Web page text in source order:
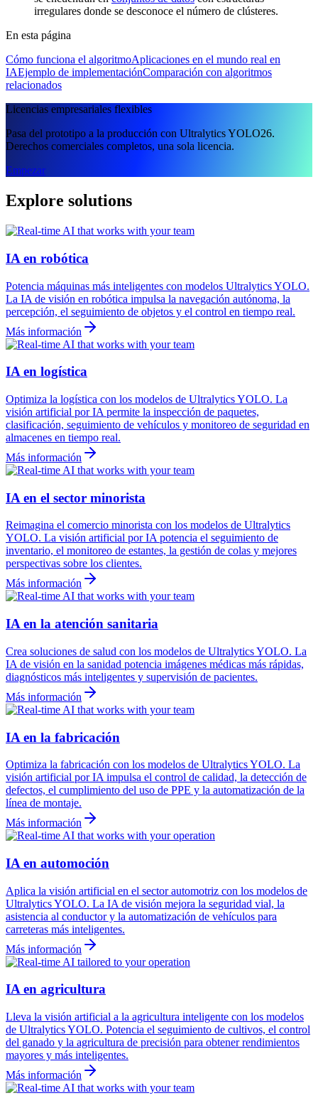
irregulares donde se desconoce el número de clústeres.
En esta página
Cómo funciona el algoritmoAplicaciones en el mundo real en
IAEjemplo de implementaciónComparación con algoritmos
relacionados
Licencias empresariales flexibles
Pasa del prototipo a la producción con Ultralytics YOLO26.
Derechos comerciales completos, una sola licencia.
Empezar
Explore solutions
IA en robótica
Potencia máquinas más inteligentes con modelos Ultralytics YOLO.
La IA de visión en robótica impulsa la navegación autónoma, la
percepción, el seguimiento de objetos y el control en tiempo real.
Más información
IA en logística
Optimiza la logística con los modelos de Ultralytics YOLO. La
visión artificial por IA permite la inspección de paquetes,
clasificación, seguimiento de vehículos y monitoreo de seguridad en
almacenes en tiempo real.
Más información
IA en el sector minorista
Reimagina el comercio minorista con los modelos de Ultralytics
YOLO. La visión artificial por IA potencia el seguimiento de
inventario, el monitoreo de estantes, la gestión de colas y mejores
perspectivas sobre los clientes.
Más información
IA en la atención sanitaria
Crea soluciones de salud con los modelos de Ultralytics YOLO. La
IA de visión en la sanidad potencia imágenes médicas más rápidas,
diagnósticos más inteligentes y supervisión de pacientes.
Más información
IA en la fabricación
Optimiza la fabricación con los modelos de Ultralytics YOLO. La
visión artificial por IA impulsa el control de calidad, la detección de
defectos, el cumplimiento del uso de PPE y la automatización de la
línea de montaje.
Más información
IA en automoción
Aplica la visión artificial en el sector automotriz con los modelos de
Ultralytics YOLO. La IA de visión mejora la seguridad vial, la
asistencia al conductor y la automatización de vehículos para
carreteras más inteligentes.
Más información
IA en agricultura
Lleva la visión artificial a la agricultura inteligente con los modelos
de Ultralytics YOLO. Potencia el seguimiento de cultivos, el control
del ganado y la agricultura de precisión para obtener rendimientos
mayores y más inteligentes.
Más información